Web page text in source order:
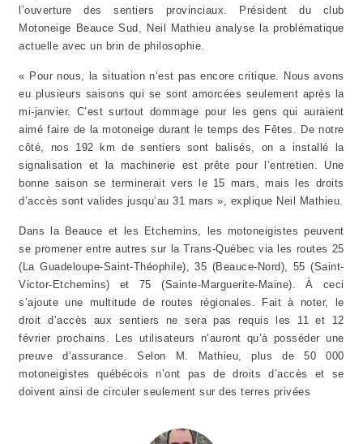
l’ouverture des sentiers provinciaux. Président du club
Motoneige Beauce Sud, Neil Mathieu analyse la problématique
actuelle avec un brin de philosophie.
« Pour nous, la situation n’est pas encore critique. Nous avons
eu plusieurs saisons qui se sont amorcées seulement après la
mi-janvier. C’est surtout dommage pour les gens qui auraient
aimé faire de la motoneige durant le temps des Fêtes. De notre
côté, nos 192 km de sentiers sont balisés, on a installé la
signalisation et la machinerie est prête pour l’entretien. Une
bonne saison se terminerait vers le 15 mars, mais les droits
d’accès sont valides jusqu’au 31 mars », explique Neil Mathieu.
Dans la Beauce et les Etchemins, les motoneigistes peuvent
se promener entre autres sur la Trans-Québec via les routes 25
(La Guadeloupe-Saint-Théophile), 35 (Beauce-Nord), 55 (Saint-
Victor-Etchemins) et 75 (Sainte-Marguerite-Maine). À ceci
s’ajoute une multitude de routes régionales. Fait à noter, le
droit d’accès aux sentiers ne sera pas requis les 11 et 12
février prochains. Les utilisateurs n’auront qu’à posséder une
preuve d’assurance. Selon M. Mathieu, plus de 50 000
motoneigistes québécois n’ont pas de droits d’accès et se
doivent ainsi de circuler seulement sur des terres privées